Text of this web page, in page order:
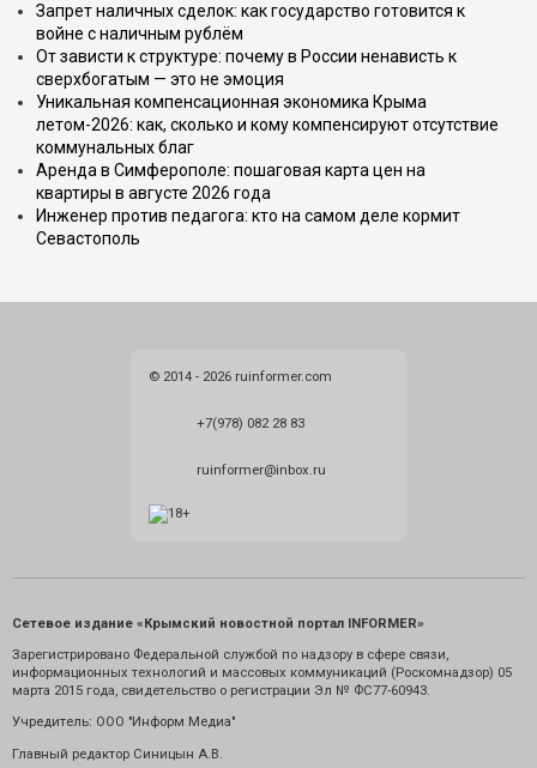
Запрет наличных сделок: как государство готовится к
войне с наличным рублём
От зависти к структуре: почему в России ненависть к
сверхбогатым — это не эмоция
Уникальная компенсационная экономика Крыма
летом-2026: как, сколько и кому компенсируют отсутствие
коммунальных благ
Аренда в Симферополе: пошаговая карта цен на
квартиры в августе 2026 года
Инженер против педагога: кто на самом деле кормит
Севастополь
© 2014 - 2026 ruinformer.com
+7(978) 082 28 83
ruinformer@inbox.ru
Сетевое издание «Крымский новостной портал INFORMER»
Зарегистрировано Федеральной службой по надзору в сфере связи,
информационных технологий и массовых коммуникаций (Роскомнадзор) 05
марта 2015 года, свидетельство о регистрации Эл № ФС77-60943.
Учредитель: ООО "Информ Медиа"
Главный редактор Синицын А.В.